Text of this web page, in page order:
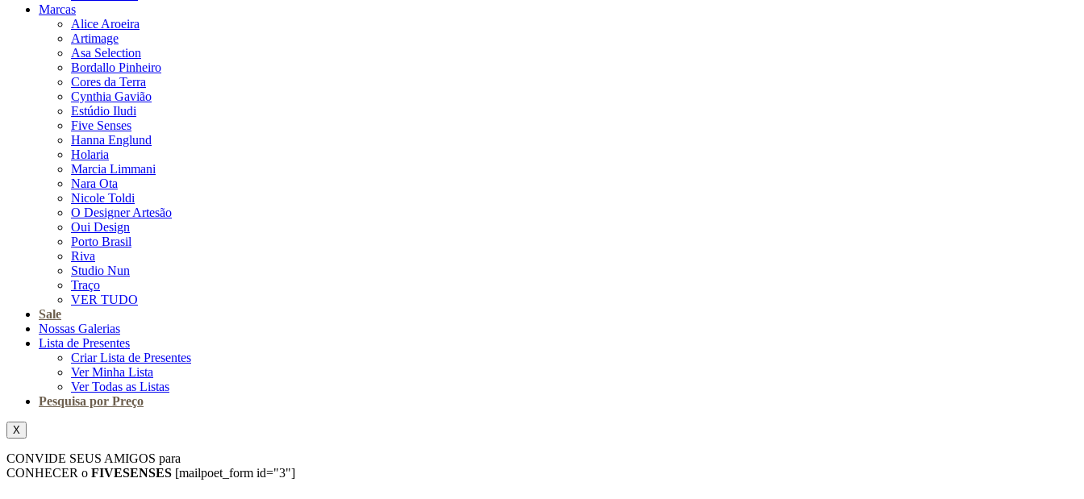
Marcas
Alice Aroeira
Artimage
Asa Selection
Bordallo Pinheiro
Cores da Terra
Cynthia Gavião
Estúdio Iludi
Five Senses
Hanna Englund
Holaria
Marcia Limmani
Nara Ota
Nicole Toldi
O Designer Artesão
Oui Design
Porto Brasil
Riva
Studio Nun
Traço
VER TUDO
Sale
Nossas Galerias
Lista de Presentes
Criar Lista de Presentes
Ver Minha Lista
Ver Todas as Listas
Pesquisa por Preço
X
CONVIDE SEUS AMIGOS para
CONHECER o FIVESENSES [mailpoet_form id="3"]